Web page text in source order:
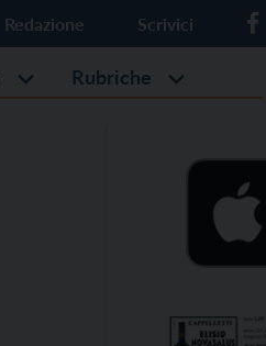
Redazione Scrivici
Rubriche